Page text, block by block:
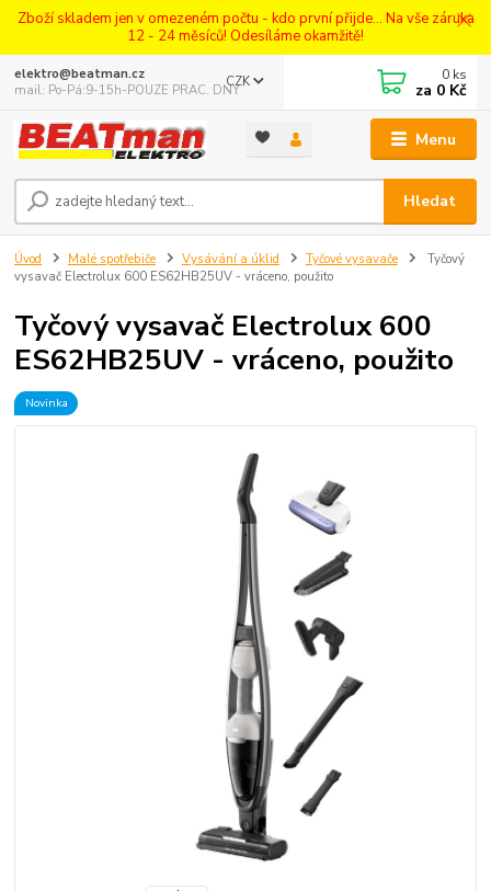
Zboží skladem jen v omezeném počtu - kdo první přijde... Na vše záruka
12 - 24 měsíců! Odesíláme okamžitě!
Menu
CZK
Hledat
elektro@beatman.cz
mail: Po-Pá:9-15h-POUZE PRAC. DNY
0 ks
za 0 Kč
Úvod Malé spotřebiče Vysávání a úklid Tyčové vysavače
Tyčový
vysavač Electrolux 600 ES62HB25UV - vráceno, použito
Tyčový vysavač Electrolux 600
ES62HB25UV - vráceno, použito
Novinka